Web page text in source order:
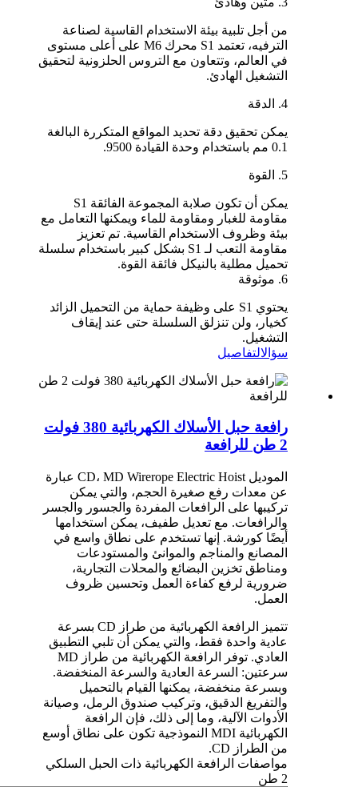
من أجل تلبية بيئة الاستخدام القاسية لصناعة
الترفيه، تعتمد S1 محرك M6 على أعلى مستوى
في العالم، وتتعاون مع التروس الحلزونية لتحقيق
التشغيل الهادئ.
4. الدقة
يمكن تحقيق دقة تحديد المواقع المتكررة البالغة
0.1 مم باستخدام وحدة القيادة 9500.
5. القوة
يمكن أن تكون صلابة المجموعة الفائقة S1
مقاومة للغبار ومقاومة للماء ويمكنها التعامل مع
بيئة وظروف الاستخدام القاسية. تم تعزيز
مقاومة التعب لـ S1 بشكل كبير باستخدام سلسلة
تحميل مطلية بالنيكل فائقة القوة.
6. موثوقة
يحتوي S1 على وظيفة حماية من التحميل الزائد
كخيار، ولن تنزلق السلسلة حتى عند إيقاف
التشغيل.
سؤالالتفاصيل
رافعة حبل الأسلاك الكهربائية 380 فولت
2 طن للرافعة
الموديل CD، MD Wirerope Electric Hoist عبارة
عن معدات رفع صغيرة الحجم، والتي يمكن
تركيبها على الرافعات المفردة والجسور والجسر
والرافعات. مع تعديل طفيف، يمكن استخدامها
أيضًا كورشة. إنها تستخدم على نطاق واسع في
المصانع والمناجم والموانئ والمستودعات
ومناطق تخزين البضائع والمحلات التجارية،
ضرورية لرفع كفاءة العمل وتحسين ظروف
العمل.
تتميز الرافعة الكهربائية من طراز CD بسرعة
عادية واحدة فقط، والتي يمكن أن تلبي التطبيق
العادي. توفر الرافعة الكهربائية من طراز MD
سرعتين: السرعة العادية والسرعة المنخفضة.
وبسرعة منخفضة، يمكنها القيام بالتحميل
والتفريغ الدقيق، وتركيب صندوق الرمل، وصيانة
الأدوات الآلية، وما إلى ذلك، فإن الرافعة
الكهربائية MDI النموذجية تكون على نطاق أوسع
من الطراز CD.
مواصفات الرافعة الكهربائية ذات الحبل السلكي
2 طن